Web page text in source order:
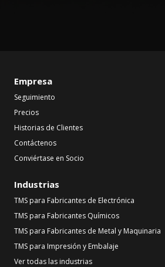
Empresa
Seguimiento
Precios
Historias de Clientes
Contáctenos
Conviértase en Socio
Industrias
TMS para Fabricantes de Electrónica
TMS para Fabricantes Químicos
TMS para Fabricantes de Metal y Maquinaria
TMS para Impresión y Embalaje
Ver todas las industrias